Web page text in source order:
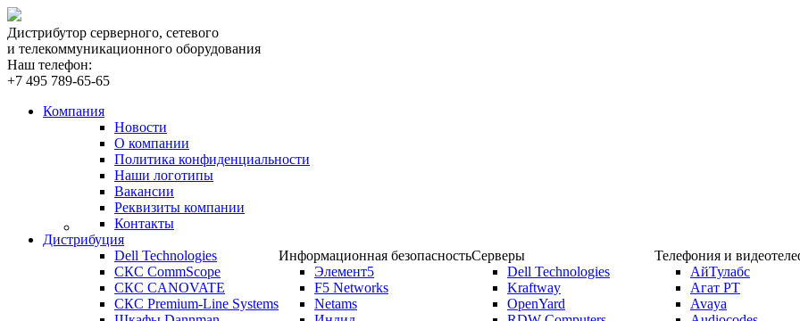
Дистрибутор серверного, сетевого
и телекоммуникационного оборудования
Наш телефон:
+7 495 789-65-65
Компания
Новости
О компании
Политика конфиденциальности
Наши логотипы
Вакансии
Реквизиты компании
Контакты
Дистрибуция
Dell Technologies
СКС CommScope
СКС CANOVATE
СКС Premium-Line Systems
Информационная безопасность
Элемент5
F5 Networks
Netams
Серверы
Dell Technologies
Kraftway
OpenYard
Телефония и
АйТулабс
Агат РТ
Avaya